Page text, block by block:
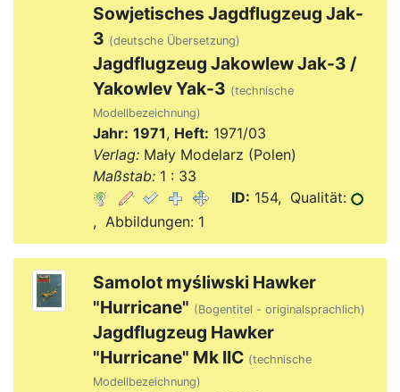
Sowjetisches Jagdflugzeug Jak-
3 (deutsche Übersetzung)
Jagdflugzeug Jakowlew Jak-3 /
Yakowlev Yak-3 (technische
Modellbezeichnung)
Jahr: 1971, Heft: 1971/03
Verlag:Mały Modelarz (Polen)
Maßstab:1 : 33
ID: 154, Qualität:
, Abbildungen: 1
Samolot myśliwski Hawker
"Hurricane" (Bogentitel - originalsprachlich)
Jagdflugzeug Hawker
"Hurricane" Mk IIC (technische
Modellbezeichnung)